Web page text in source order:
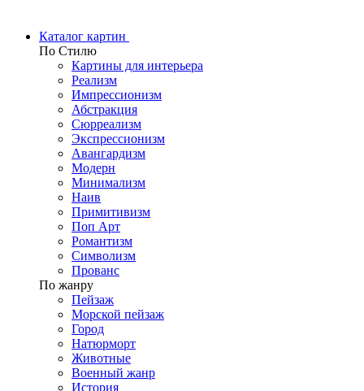
Каталог картин
По Стилю
Картины для интерьера
Реализм
Импрессионизм
Абстракция
Сюрреализм
Экспрессионизм
Авангардизм
Модерн
Минимализм
Наив
Примитивизм
Поп Арт
Романтизм
Символизм
Прованс
По жанру
Пейзаж
Морской пейзаж
Город
Натюрморт
Животные
Военный жанр
История